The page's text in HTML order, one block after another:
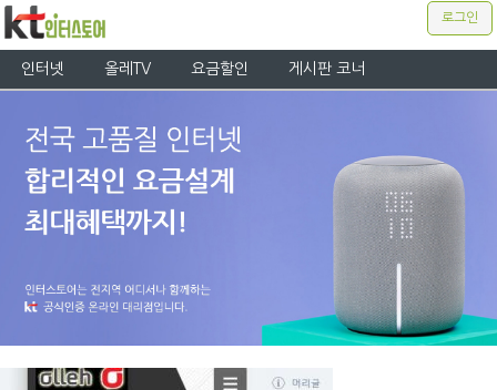
로그인
인터넷 올레TV 요금할인 게시판 코너